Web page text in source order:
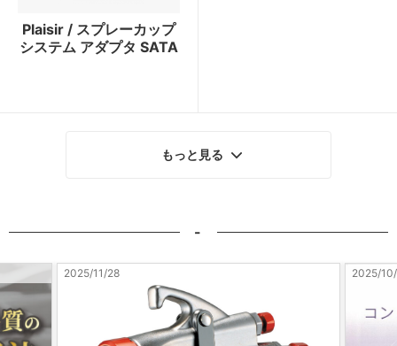
Plaisir / スプレーカップ
システム アダプタ SATA
もっと見る
-
2025/10/23